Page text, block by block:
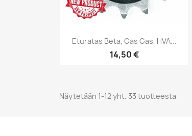
Pikakatselu
Eturatas Beta, Gas Gas, HVA...
14,50 €
Näytetään 1-12 yht. 33 tuotteesta